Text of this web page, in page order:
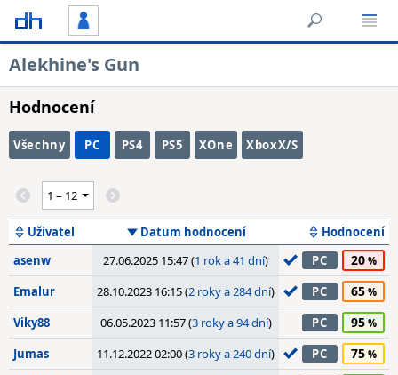
Alekhine's Gun
Hodnocení
Všechny PC PS4 PS5 XOne XboxX/S
Uživatel Datum hodnocení
Hodnocení
asenw
27.06.2025 15:47 (1 rok a 41 dní) PC 20
Emalur 28.10.2023 16:15 (2 roky a 284 dní) PC 65
Viky88 06.05.2023 11:57 (3 roky a 94 dní) PC 95
Jumas 11.12.2022 02:00 (3 roky a 240 dní) PC 75